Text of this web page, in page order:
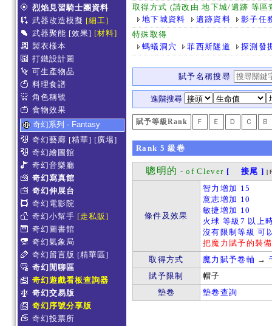
烈焰見習騎士團資料
武器改造模擬 [細工]
武器聚能 [效果] [材料]
製衣樣本
打鐵設計圖
可生產物品
料理食譜
角色稱號
食物效果
奇幻系列 - Fantasy
奇幻藝廊 [精華] [廣場]
奇幻繪圖館
奇幻音樂廳
奇幻寫真館
奇幻伸展台
奇幻電影院
奇幻小幫手 [走私販]
奇幻圖書館
奇幻氣象局
奇幻留言版 [精華區]
奇幻閒聊區
奇幻遊戲看板查詢器
奇幻交易版
奇幻序號分享版
奇幻投票所
取得方式 (請改由 地下城/遺跡 等區
地下城資料
遺跡資料
影子任
特殊取得
螞蟻洞穴
菲西斯隧道 探測發
賦予名稱搜尋
進階搜尋
賦予等級Rank Ｆ Ｅ Ｄ Ｃ Ｂ
Rank 5 級卷
聰明的 - of Clever [ 接尾 ]
條件及效果
智力增加 15
意志增加 10
敏捷增加 10
火球 等級7 以上
沒有限制等級 可
把魔力賦予的裝
取得方式
魔力賦予卷軸 →
賦予限制
帽子
墊卷
墊卷查詢